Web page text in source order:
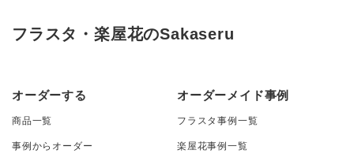
フラスタ・楽屋花のSakaseru
オーダーする
商品一覧
事例からオーダー
オーダーメイド事例
フラスタ事例一覧
楽屋花事例一覧